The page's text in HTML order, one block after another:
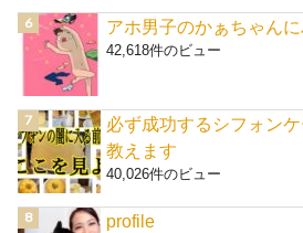
アホ男子のかぁちゃん
42,618件のビュー
必ず成功するシフォン
教えます
40,026件のビュー
profile